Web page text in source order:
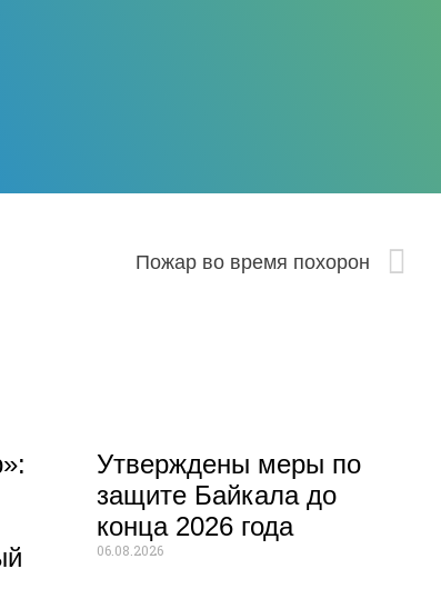
Пожар во время похорон
Утверждены меры по
защите Байкала до
конца 2026 года
06.08.2026